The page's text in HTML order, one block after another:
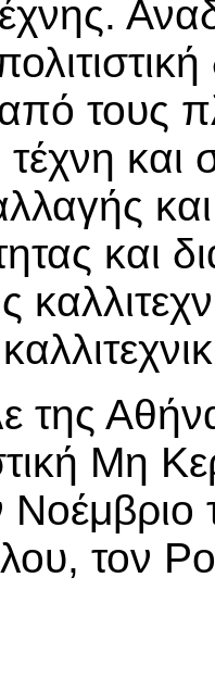
τους
και
και
της
Μη
τον